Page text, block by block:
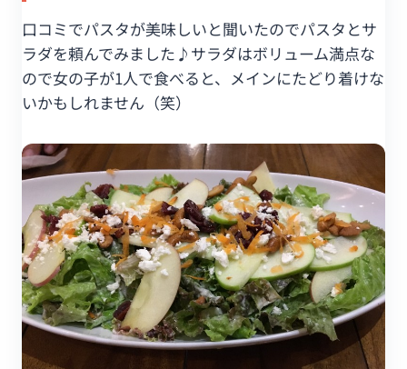
口コミでパスタが美味しいと聞いたのでパスタとサ
ラダを頼んでみました♪サラダはボリューム満点な
ので女の子が1人で食べると、メインにたどり着けな
いかもしれません（笑）